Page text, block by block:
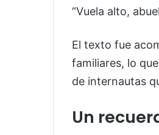
“Vuela alto,
El texto fue
familiares, lo
de internautas
Un